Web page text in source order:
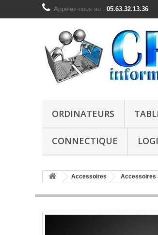
Appelez-nous au : 05.63.32.13.36
ORDINATEURS
CONNECTIQUE
Accessoires Accessoires